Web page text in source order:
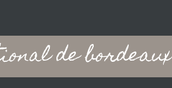
de bordeaux